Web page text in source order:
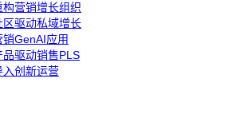
构营销增长组织
区驱动私域增长
销GenAI应用
品驱动销售PLS
入创新运营